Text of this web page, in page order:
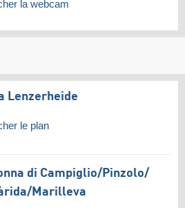
la webcam
Lenzerheide
le plan
di Campiglio/​Pinzolo/​
​Marilleva